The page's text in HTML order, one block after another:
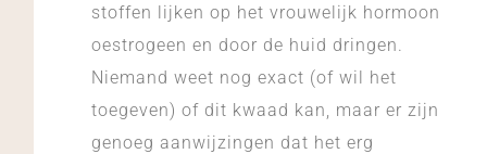
stoffen lijken op het vrouwelijk hormoon
oestrogeen en door de huid dringen.
Niemand weet nog exact (of wil het
toegeven) of dit kwaad kan, maar er zijn
genoeg aanwijzingen dat het erg